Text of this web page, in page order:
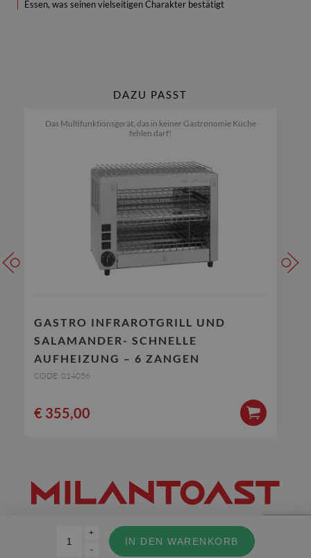
Essen, was seinen vielseitigen Charakter bestätigt
+
-
IN DEN WARENKORB
DAZU PASST
Das Multifunktionsgerät, das in keiner Gastronomie Küche
fehlen darf!
GASTRO INFRAROTGRILL UND
SALAMANDER- SCHNELLE
AUFHEIZUNG – 6 ZANGEN
CODE: 014056
€ 355,00
©Copyright 2019 – MILANTOAST SRL – UID-Nr. und St-Nr : IT 02129100968 –